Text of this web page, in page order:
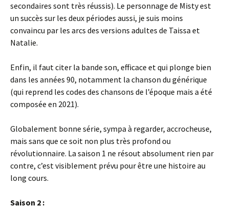
secondaires sont très réussis). Le personnage de Misty est
un succès sur les deux périodes aussi, je suis moins
convaincu par les arcs des versions adultes de Taissa et
Natalie.
Enfin, il faut citer la bande son, efficace et qui plonge bien
dans les années 90, notamment la chanson du générique
(qui reprend les codes des chansons de l’époque mais a été
composée en 2021).
Globalement bonne série, sympa à regarder, accrocheuse,
mais sans que ce soit non plus très profond ou
révolutionnaire. La saison 1 ne résout absolument rien par
contre, c’est visiblement prévu pour être une histoire au
long cours.
Saison 2 :